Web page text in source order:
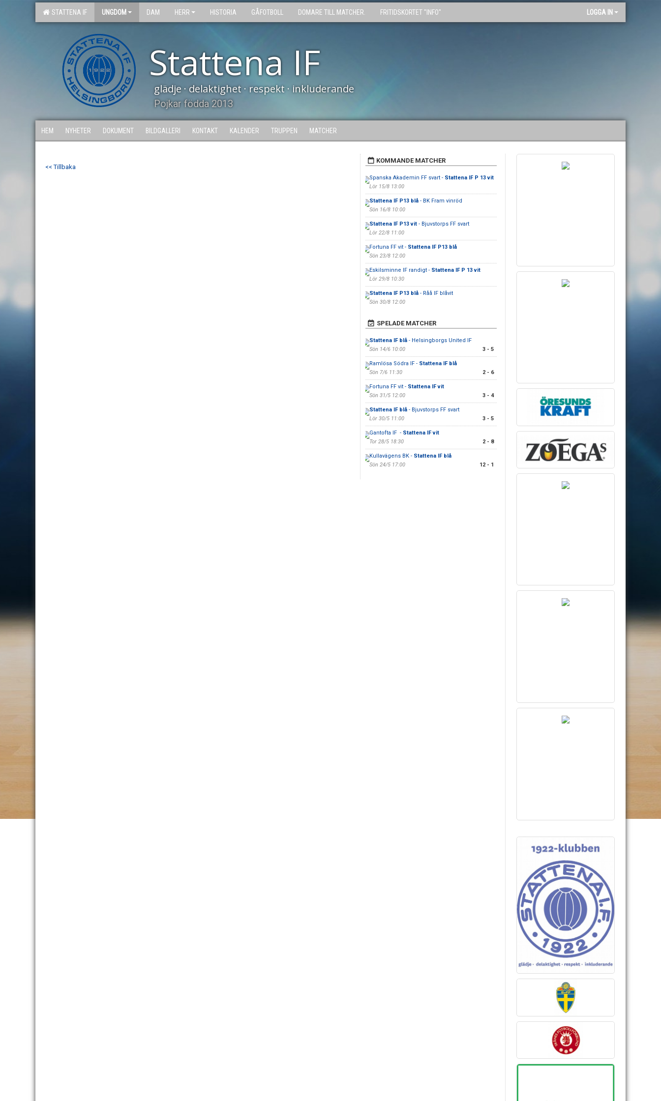
STATTENA IF UNGDOM DAM HERR HISTORIA GÅFOTBOLL DOMARE TILL MATCHER. FRITIDSKORTET "INFO" LOGGA IN
Stattena IF
glädje · delaktighet · respekt · inkluderande
Pojkar födda 2013
HEM NYHETER DOKUMENT BILDGALLERI KONTAKT KALENDER TRUPPEN MATCHER
<< Tillbaka
KOMMANDE MATCHER
Spanska Akademin FF svart - Stattena IF P 13 vit
Lör 15/8 13:00
Stattena IF P13 blå- BK Fram vinröd
Sön 16/8 10:00
Stattena IF P13 vit- Bjuvstorps FF svart
Lör 22/8 11:00
Fortuna FF vit - Stattena IF P13 blå
Sön 23/8 12:00
Eskilsminne IF randigt - Stattena IF P 13 vit
Lör 29/8 10:30
Stattena IF P13 blå- Råå IF blåvit
Sön 30/8 12:00
SPELADE MATCHER
Stattena IF blå- Helsingborgs United IF
Sön 14/6 10:00
3 - 5
Ramlösa Södra IF - Stattena IF blå
Sön 7/6 11:30
2 - 6
Fortuna FF vit - Stattena IF vit
Sön 31/5 12:00
3 - 4
Stattena IF blå- Bjuvstorps FF svart
Lör 30/5 11:00
3 - 5
Gantofta IF - Stattena IF vit
Tor 28/5 18:30
2 - 8
Kullavägens BK - Stattena IF blå
Sön 24/5 17:00
12 - 1